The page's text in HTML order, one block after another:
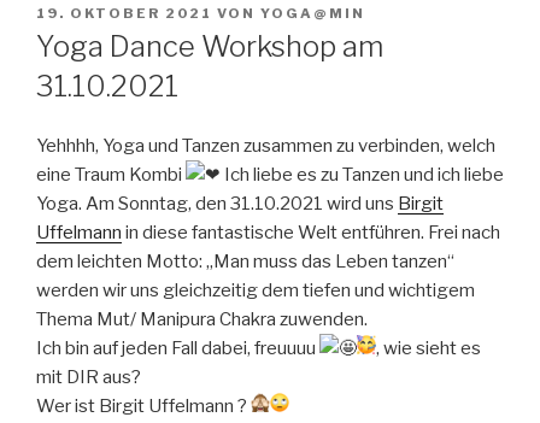
VERÖFFENTLICHT
AM
19. OKTOBER 2021 VON YOGA@MIN
Yoga Dance Workshop am
31.10.2021
Yehhhh, Yoga und Tanzen zusammen zu verbinden, welch
eine Traum Kombi
Ich liebe es zu Tanzen und ich liebe
Yoga. Am Sonntag, den 31.10.2021 wird uns Birgit
Uffelmann in diese fantastische Welt entführen. Frei nach
dem leichten Motto: „Man muss das Leben tanzen“
werden wir uns gleichzeitig dem tiefen und wichtigem
Thema Mut/ Manipura Chakra zuwenden.
Ich bin auf jeden Fall dabei, freuuuu
, wie sieht es
mit DIR aus?
Wer ist Birgit Uffelmann ?